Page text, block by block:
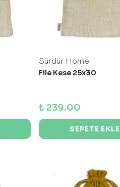
Sürdür Home
File Kese 25x30
₺ 239.00
SEPETE EKLE